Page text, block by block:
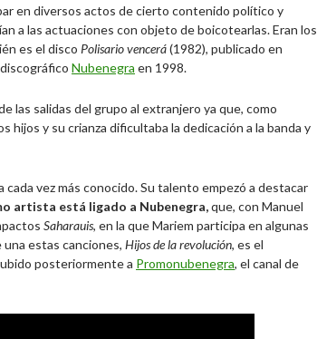
en diversos actos de cierto contenido político y
a las actuaciones con objeto de boicotearlas. Eran los
es el disco Polisario vencerá(1982), publicado en
Nubenegra en 1998.
las salidas del grupo al extranjero ya que, como
hijos y su crianza dificultaba la dedicación a la banda y
vez más conocido. Su talento empezó a destacar
artista está ligado a Nubenegra,que, con Manuel
Saharauis, en la que Mariem participa en algunas
una estas canciones, Hijos de la revolución, es el
posteriormente a Promonubenegra, el canal de